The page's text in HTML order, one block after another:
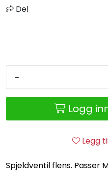
Del
-
Logg
Legg
Spjeldventil flens. Passer
Outlet
Retur/reklamasjon